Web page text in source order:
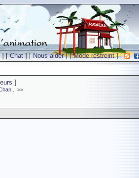
] [Chat] [Nous aider] [Mode restreint] [
]
>>